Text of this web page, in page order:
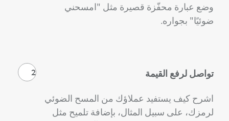
وضع عبارة محفّزة قصيرة مثل "امسحني
ضوئيًا" بجواره.
2 تواصل لرفع القيمة
اشرح كيف يستفيد عملاؤك من المسح الضوئي
لرمزك، على سبيل المثال، بإضافة تلميح مثل